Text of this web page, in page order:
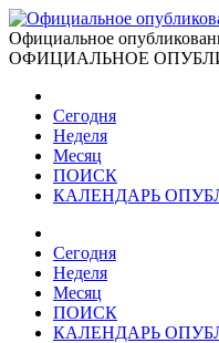
Официальное
ОФИЦИАЛЬНОЕ
Сегодня
Неделя
Месяц
ПОИСК
КАЛЕНДАРЬ
Сегодня
Неделя
Месяц
ПОИСК
КАЛЕНДАРЬ